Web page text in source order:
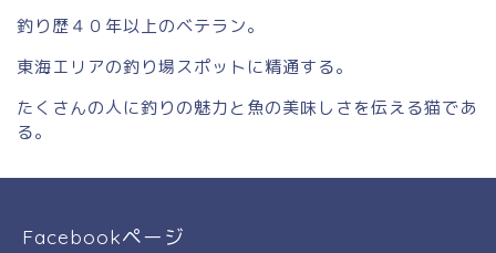
釣り歴４０年以上のベテラン。
東海エリアの釣り場スポットに精通する。
たくさんの人に釣りの魅力と魚の美味しさを伝える猫であ
る。
Facebookページ